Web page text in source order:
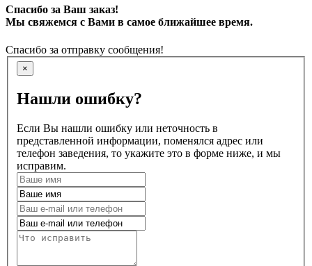
Спасибо за Ваш заказ!
Мы свяжемся с Вами в самое ближайшее время.
Спасибо за отправку сообщения!
×
Нашли ошибку?
Если Вы нашли ошибку или неточность в
представленной информации, поменялся адрес или
телефон заведения, то укажите это в форме ниже, и мы
исправим.